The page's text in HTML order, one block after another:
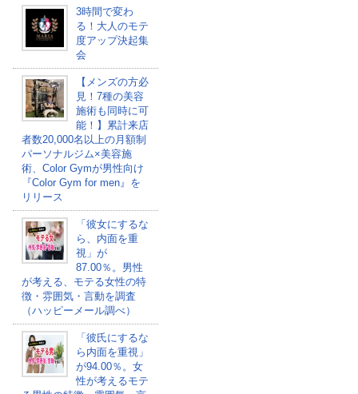
3時間で変わ
る！大人のモテ
度アップ決起集
会
【メンズの方必
見！7種の美容
施術も同時に可
能！】累計来店
者数20,000名以上の月額制
パーソナルジム×美容施
術、Color Gymが男性向け
『Color Gym for men』を
リリース
「彼女にするな
ら、内面を重
視」が
87.00％。男性
が考える、モテる女性の特
徴・雰囲気・言動を調査
（ハッピーメール調べ）
「彼氏にするな
ら内面を重視」
が94.00％。女
性が考えるモテ